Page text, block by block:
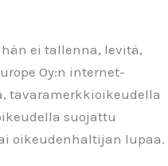
ei tallenna, levitä,
Oy:n internet-
tavaramerkkioikeudella
suojattu
oikeudenhaltijan lupaa.